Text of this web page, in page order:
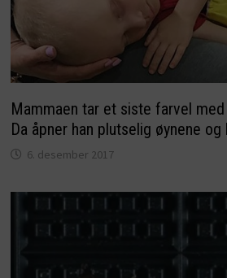
Mammaen tar et siste farvel
Da åpner han plutselig øynene
6. desember 2017